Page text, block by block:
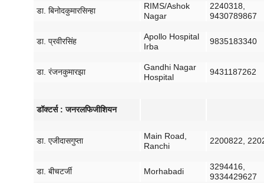
डा. बिनोदकुमारसिन्हा
RIMS/Ashok
Nagar
2240318,
9430789867
डा. प्रवीरसिंह
Apollo Hospital
Irba
9835183340
डा. रंजनकुमारझा
Gandhi Nagar
Hospital
9431187262
डॉक्टर्स:जनरलफिजीशियन
डा. एजीदासगुप्ता
Main Road,
Ranchi
2200822,
डा. बीचटर्जी Morhabadi
3294416,
9334429627